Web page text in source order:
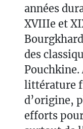
années
XVIIIe et
des
littérature
d’origine,
efforts